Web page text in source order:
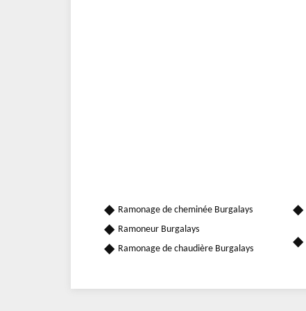
Ramonage de cheminée Burgalays
Ramoneur Burgalays
Ramonage de chaudière Burgalays